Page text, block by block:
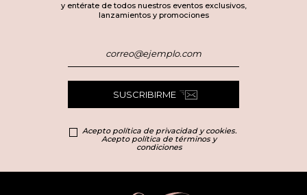
y entérate de todos nuestros eventos exclusivos,
lanzamientos y promociones
SUSCRIBIRME
Acepto política de privacidad y cookies.
Acepto política de términos y
condiciones